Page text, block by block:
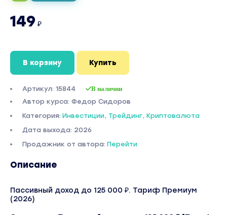
149 ₽
В корзину Купить
Артикул: 15844 В наличии
Автор курса: Федор Сидоров
Категория: Инвестиции, Трейдинг, Криптовалюта
Дата выхода: 2026
Продажник от автора: Перейти
Описание
Пассивный доход до 125 000 ₽. Тариф Премиум
(2026)